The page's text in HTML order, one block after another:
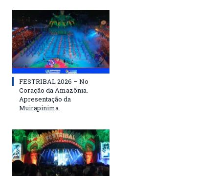
FESTRIBAL 2026 – No
Coração da Amazônia.
Apresentação da
Muirapinima.